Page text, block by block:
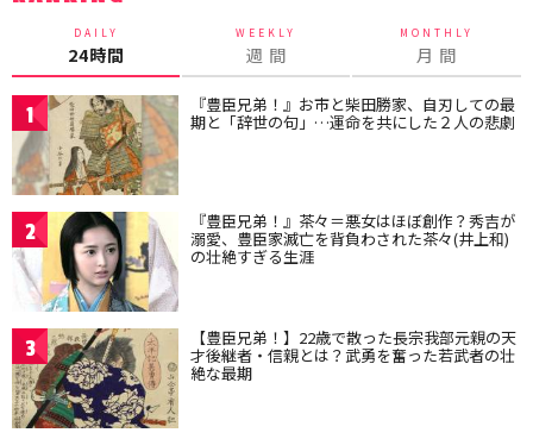
DAILY
24時間
WEEKLY
週 間
MONTHLY
月 間
1 『豊臣兄弟！』お市と柴田勝家、自刃しての最
期と「辞世の句」…運命を共にした２人の悲劇
2 『豊臣兄弟！』茶々＝悪女はほぼ創作？秀吉が
溺愛、豊臣家滅亡を背負わされた茶々(井上和)
の壮絶すぎる生涯
3 【豊臣兄弟！】22歳で散った長宗我部元親の天
才後継者・信親とは？武勇を奮った若武者の壮
絶な最期